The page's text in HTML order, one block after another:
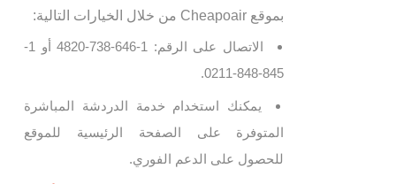
بموقع Cheapoair من خلال الخيارات التالية:
الاتصال على الرقم: 1-646-738-4820 أو 1-
845-848-0211.
يمكنك استخدام خدمة الدردشة المباشرة
المتوفرة على الصفحة الرئيسية للموقع
للحصول على الدعم الفوري.